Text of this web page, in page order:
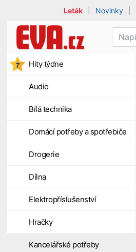
Leták Novinky
Hity týdne
Audio
Bílá technika
Domácí potřeby a spotřebiče
Drogerie
Dílna
Elektropříslušenství
Hračky
Kancelářské potřeby